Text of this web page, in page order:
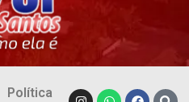
Política